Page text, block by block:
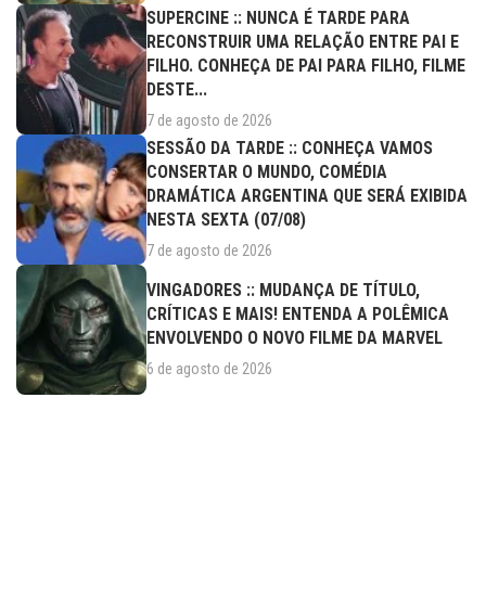
SUPERCINE :: NUNCA É TARDE PARA
RECONSTRUIR UMA RELAÇÃO ENTRE PAI E
FILHO. CONHEÇA DE PAI PARA FILHO, FILME
DESTE...
7 de agosto de 2026
SESSÃO DA TARDE :: CONHEÇA VAMOS
CONSERTAR O MUNDO, COMÉDIA
DRAMÁTICA ARGENTINA QUE SERÁ EXIBIDA
NESTA SEXTA (07/08)
7 de agosto de 2026
VINGADORES :: MUDANÇA DE TÍTULO,
CRÍTICAS E MAIS! ENTENDA A POLÊMICA
ENVOLVENDO O NOVO FILME DA MARVEL
6 de agosto de 2026